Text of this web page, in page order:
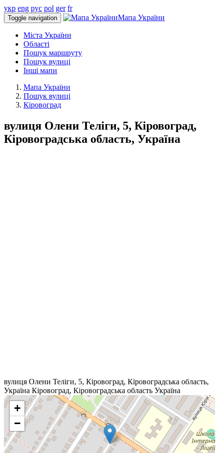
укр eng рус pol ger fr
Toggle navigation Мапа України
Міста України
Області
Пошук маршруту
Пошук вулиці
Інші мапи
Мапа України
Пошук вулиці
Кіровоград
вулиця Олени Теліги, 5, Кіровоград,
Кіровоградська область, Україна
вулиця Олени Теліги, 5, Кіровоград, Кіровоградська область,
Україна Кіровоград, Кіровоградська область Україна
+
−